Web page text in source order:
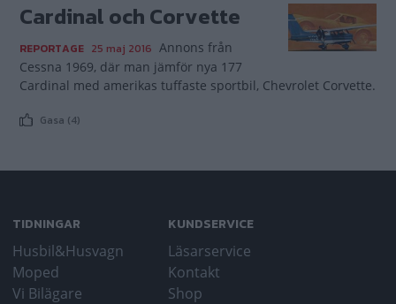
Cardinal och Corvette
REPORTAGE 25 maj 2016 Annons från
Cessna 1969, där man jämför nya 177
Cardinal med amerikas tuffaste sportbil, Chevrolet Corvette.
Gasa (4)
TIDNINGAR
Husbil&Husvagn
Moped
Vi Bilägare
KUNDSERVICE
Läsarservice
Kontakt
Shop